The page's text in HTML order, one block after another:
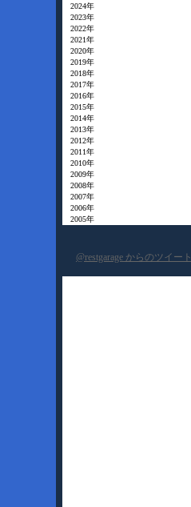
2024年
2023年
2022年
2021年
2020年
2019年
2018年
2017年
2016年
2015年
2014年
2013年
2012年
2011年
2010年
2009年
2008年
2007年
2006年
2005年
@restgarage からのツイート